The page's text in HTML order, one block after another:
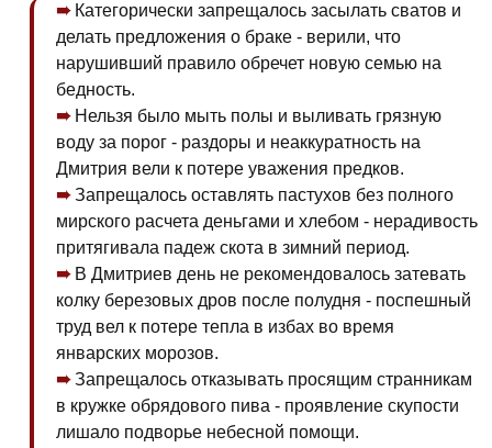
Категорически запрещалось засылать сватов и
делать предложения о браке - верили, что
нарушивший правило обречет новую семью на
бедность.
Нельзя было мыть полы и выливать грязную
воду за порог - раздоры и неаккуратность на
Дмитрия вели к потере уважения предков.
Запрещалось оставлять пастухов без полного
мирского расчета деньгами и хлебом - нерадивость
притягивала падеж скота в зимний период.
В Дмитриев день не рекомендовалось затевать
колку березовых дров после полудня - поспешный
труд вел к потере тепла в избах во время
январских морозов.
Запрещалось отказывать просящим странникам
в кружке обрядового пива - проявление скупости
лишало подворье небесной помощи.